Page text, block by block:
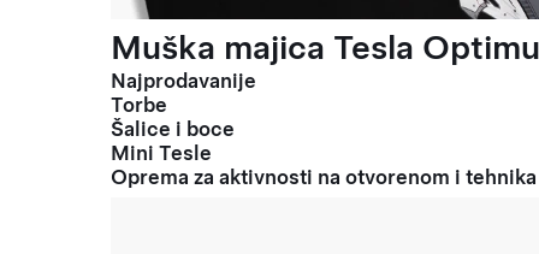
Muška majica Tesla
Najprodavanije
Torbe
Šalice i boce
Mini Tesle
Oprema za aktivnosti na otvorenom i tehnika